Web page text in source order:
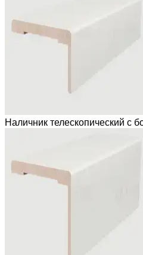
Наличник телескопический с